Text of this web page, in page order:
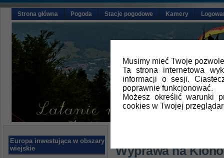
Musimy mieć Twoje
Ta strona internetowa
informacji o sesji.
poprawnie funkcjonować.
Możesz określić warunki
cookies w Twojej
Strona główna Pogoda Stacje pogodowe Kamery
Europa inwestująca w obszary
wiejskie
Wyprawa na